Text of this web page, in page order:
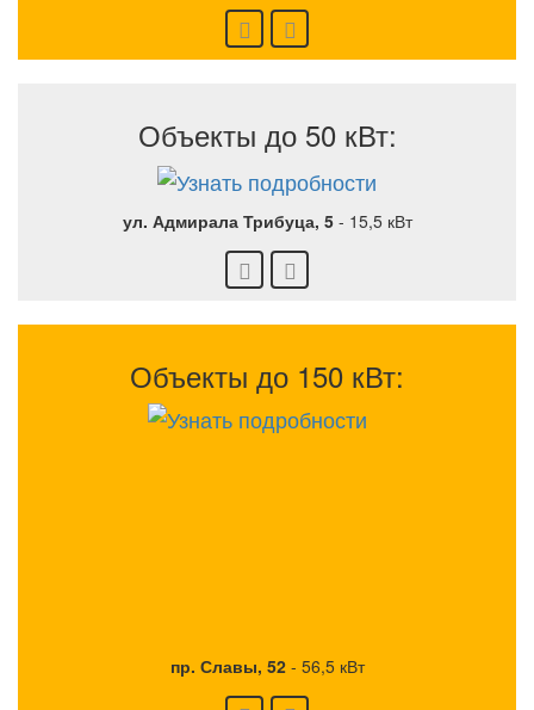
Объекты до 50 кВт:
ул. Адмирала Трибуца, 5- 15,5 кВт
Объекты до 150 кВт:
пр. Славы, 52- 56,5 кВт